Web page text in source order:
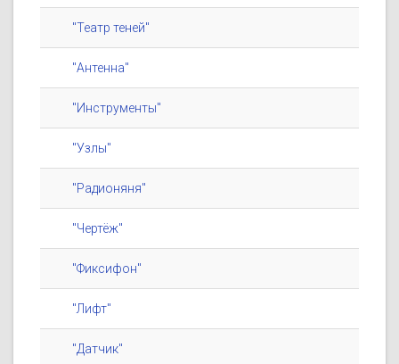
"Театр теней"
"Антенна"
"Инструменты"
"Узлы"
"Радионяня"
"Чертёж"
"Фиксифон"
"Лифт"
"Датчик"